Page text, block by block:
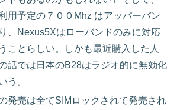
用予定の７００Mhz はアッパーバン
、Nexus5Xはローバンドのみに対応
ことらしい。しかも最近購入した人
話では日本のB28はラジオ的に無効化
う。
発売は全てSIMロックされて発売され